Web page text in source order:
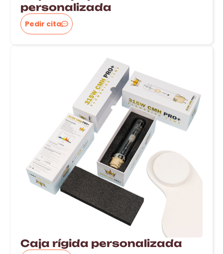
personalizada
Pedir cita
Caja rígida personalizada